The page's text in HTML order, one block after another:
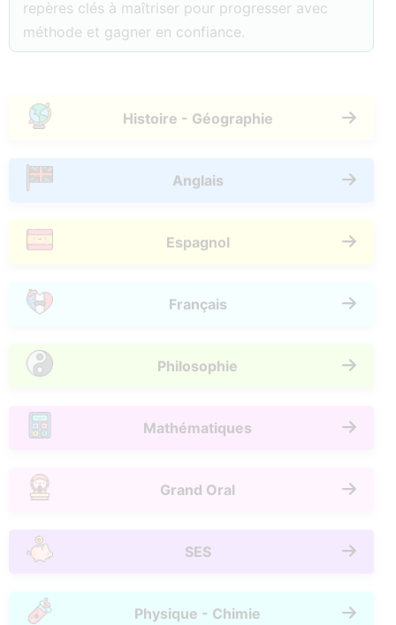
repères clés à maîtriser pour progresser avec
méthode et gagner en confiance.
Histoire - Géographie
Anglais
Espagnol
Français
Philosophie
Mathématiques
Grand Oral
SES
Physique - Chimie